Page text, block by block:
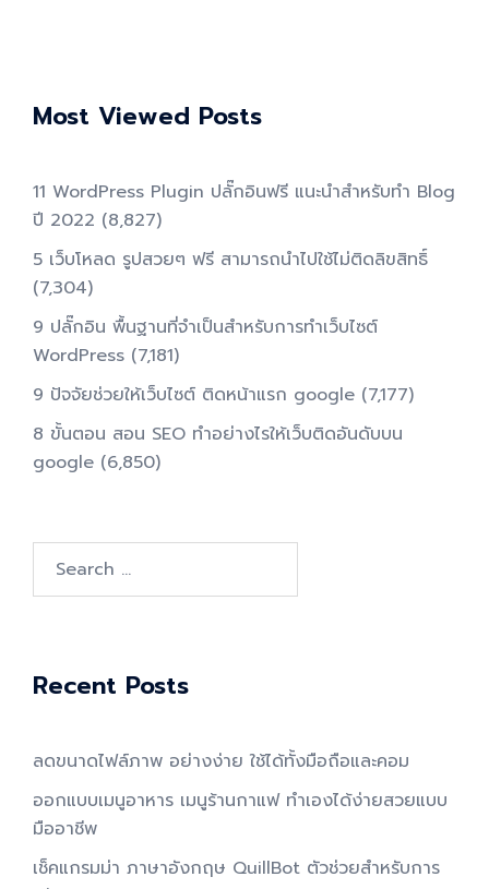
Most Viewed Posts
11 WordPress Plugin ปลั๊กอินฟรี แนะนำสำหรับทำ Blog
ปี 2022 (8,827)
5 เว็บโหลด รูปสวยๆ ฟรี สามารถนำไปใช้ไม่ติดลิขสิทธิ์
(7,304)
9 ปลั๊กอิน พื้นฐานที่จำเป็นสำหรับการทําเว็บไซต์
WordPress (7,181)
9 ปัจจัยช่วยให้เว็บไซต์ ติดหน้าแรก google (7,177)
8 ขั้นตอน สอน SEO ทําอย่างไรให้เว็บติดอันดับบน
google (6,850)
for:
Recent Posts
ลดขนาดไฟล์ภาพ อย่างง่าย ใช้ได้ทั้งมือถือและคอม
ออกแบบเมนูอาหาร เมนูร้านกาแฟ ทำเองได้ง่ายสวยแบบ
มืออาชีพ
เช็คแกรมม่า ภาษาอังกฤษ QuillBot ตัวช่วยสำหรับการ